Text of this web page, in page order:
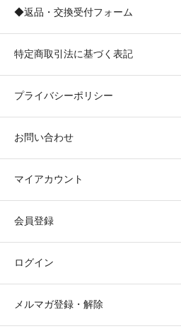
◆返品・交換受付フォーム
特定商取引法に基づく表記
プライバシーポリシー
お問い合わせ
マイアカウント
会員登録
ログイン
メルマガ登録・解除